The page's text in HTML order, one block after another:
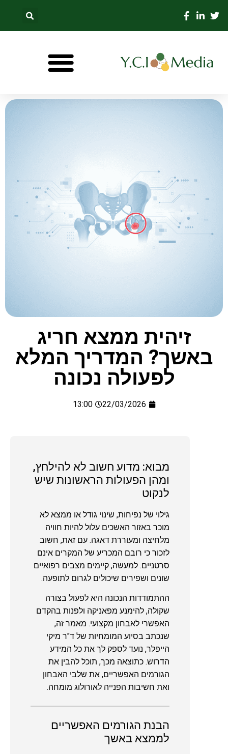
זיהית ממצא חריג
באשך? המדריך המלא
לפעולה נכונה
22/03/2026
13:00
מבוא: מדוע חשוב לא להילחץ,
ומהן הפעולות הראשונות שיש
לנקוט
גילוי של נפיחות, שינוי גודל או ממצא לא
מוכר באזור האשכים עלול להיות חוויה
מלחיצה ומעוררת דאגה. עם זאת, חשוב
לזכור כי רובם המכריע של המקרים אינם
סרטניים. למעשה, קיימים מצבים רפואיים
שונים ושפירים שיכולים לגרום לתופעה.
ההתמודדות הנכונה היא לפעול בצורה
שקולה, להימנע מפאניקה ולפנות בהקדם
האפשרי לאבחון מקצועי. מאמר זה,
שנכתב בסיוע המומחיות של ד"ר מיקי
הייפלר, נועד לספק לך את כל המידע
הדרוש. כתוצאה מכך, תוכל להבין את
הגורמים האפשריים, את שלבי האבחון
ואת חשיבות הפנייה לאורולוג מומחה.
הבנת הגורמים האפשריים
לממצא באשך